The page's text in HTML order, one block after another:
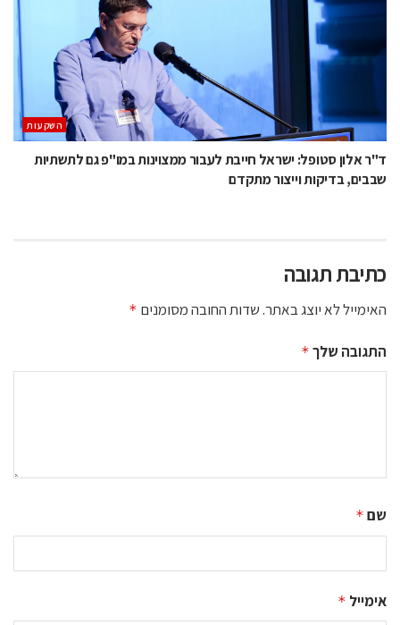
השקעות
ד"ר אלון סטופל: ישראל חייבת לעבור ממצוינות במו"פ גם לתשתיות
שבבים, בדיקות וייצור מתקדם
כתיבת תגובה
האימייל לא יוצג באתר.שדות החובה מסומנים *
התגובה שלך *
שם *
אימייל *